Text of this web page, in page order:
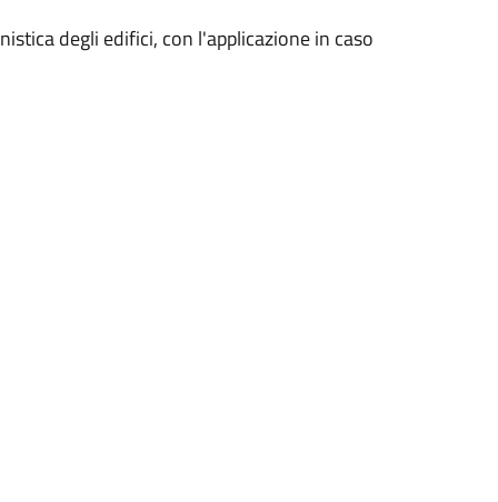
degli edifici, con l'applicazione in caso